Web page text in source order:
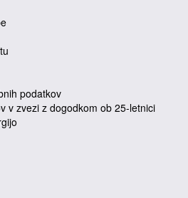
podatkov
v zvezi z dogodkom ob 25-letnici